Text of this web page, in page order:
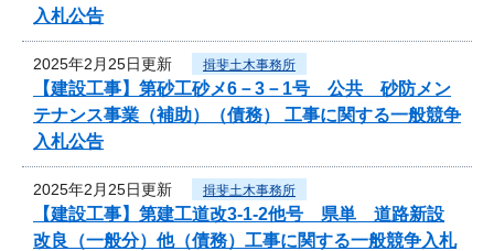
入札公告
2025年2月25日更新 揖斐土木事務所
【建設工事】第砂工砂メ6－3－1号 公共 砂防メン
テナンス事業（補助）（債務） 工事に関する一般競争
入札公告
2025年2月25日更新 揖斐土木事務所
【建設工事】第建工道改3-1-2他号 県単 道路新設
改良（一般分）他（債務）工事に関する一般競争入札